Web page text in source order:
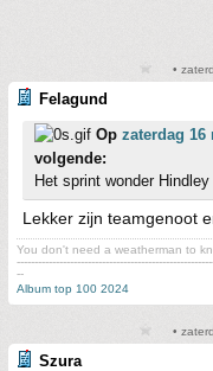
•
Felagund
Op zaterdag 16
volgende:
Het sprint wonder Hindley
Lekker zijn teamgenoot
You don't need a weatherman to
--
Album top 100 2024
•
Szura